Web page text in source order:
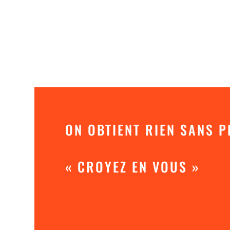
ON OBTIENT RIEN SANS
« CROYEZ EN VOUS »